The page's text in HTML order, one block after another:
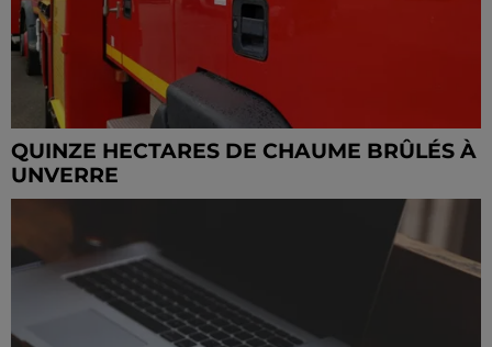
QUINZE HECTARES DE CHAUME BRÛLÉS À
UNVERRE